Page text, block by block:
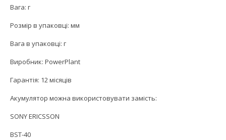
Вага: г
Розмір в упаковці: мм
Вага в упаковці: г
Виробник: PowerPlant
Гарантія: 12 місяців
Акумулятор можна використовувати замість:
SONY ERICSSON
BST-40